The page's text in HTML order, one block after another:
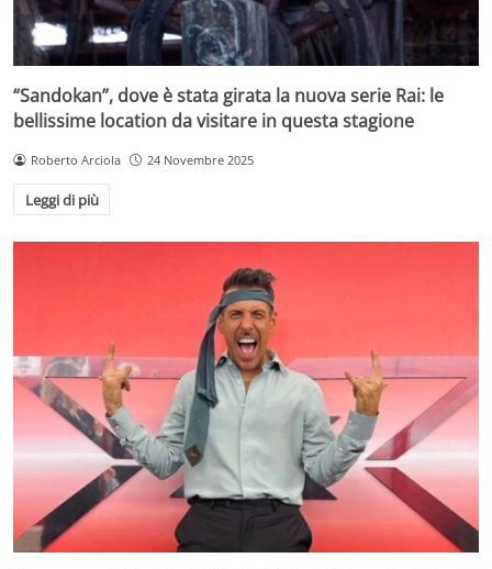
“Sandokan”, dove è stata girata la nuova serie Rai: le
bellissime location da visitare in questa stagione
Roberto Arciola 24 Novembre 2025
Leggi di più